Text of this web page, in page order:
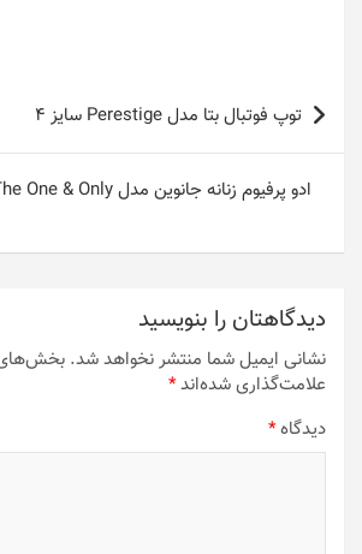
راهبری
نوشته
توپ فوتبال بتا مدل Perestige سایز 4
دیدگاهتان را بنویسید
نشانی ایمیل شما منتشر نخواهد شد. بخش‌های
علامت‌گذاری شده‌اند*
دیدگاه*